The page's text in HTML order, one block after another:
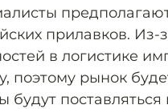
прилавков. Из-
в логистике
поэтому рынок
будут поставляться